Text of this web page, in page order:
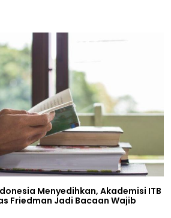
Menyedihkan, Akademisi ITB
Friedman Jadi Bacaan Wajib